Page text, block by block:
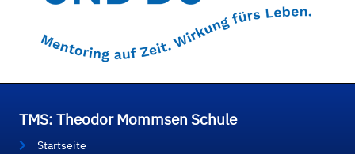
TMS: Theodor Mommsen Schule
Startseite